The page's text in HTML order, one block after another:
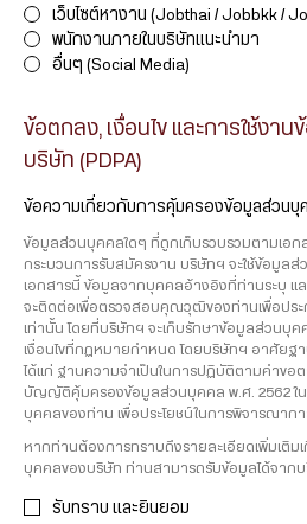
เว็บไซต์หางาน (Jobthai / Jobbkk /
พนักงานภายในบริษัทแนะนำมา
อื่นๆ (Social Media)
ข้อตกลง, เงื่อนไข และการใช้งา
บริษัท (PDPA)
ข้อความเกี่ยวกับการคุ้มครองข้อมูลส่วนบุ
ข้อมูลส่วนบุคคลใดๆ ที่ถูกเก็บรวบรวมตามเอ
กระบวนการรับสมัครงาน บริษัทฯ จะใช้ข้อมูล
เอกสารนี้ ข้อมูลจากบุคคลอ้างอิงที่ท่านระบุ
จะติดต่อเพื่อตรวจสอบคุณวุฒิของท่านเพื่อปร
เท่านั้น โดยที่บริษัทฯ จะเก็บรักษาข้อมูลส่วนบุ
เงื่อนไขที่กฏหมายกำหนด โดยบริษัทฯ อาศัยฐ
ได้แก่ ฐานความจำเป็นในการปฏิบัติตามคำขอต
บัญญัติคุ้มครองข้อมูลส่วนบุคคล พ.ศ. 2562 ใน
บุคคลของท่าน เพื่อประโยชน์ในการพิจารณากา
หากท่านต้องการทราบถึงรายละเอียดเพิ่มเติ
บุคคลของบริษัท ท่านสามารถรับข้อมูลได้จาก
รับทราบ และยินยอม